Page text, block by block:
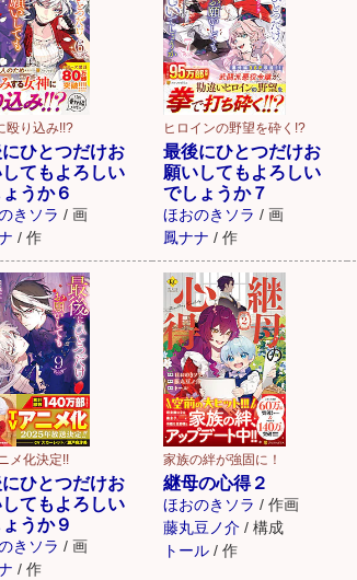
殴り込み!!?
ひとつだけお
てもよろしい
うか６
きソラ / 画
/ 作
ヒロインの野望を砕く!?
最後にひとつだけお
願いしてもよろしい
でしょうか７
ほおのきソラ / 画
鳳ナナ / 作
メ化決定!!
ひとつだけお
てもよろしい
うか９
きソラ / 画
/ 作
家族の絆が強固に！
継母の心得２
ほおのきソラ / 作画
藤丸豆ノ介 / 構成
トール / 作